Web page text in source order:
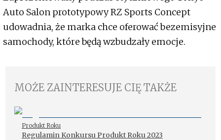
Auto Salon prototypowy RZ Sports Concept
udowadnia, że marka chce oferować bezemisyjne
samochody, które będą wzbudzały emocje.
MOŻE ZAINTERESUJE CIĘ TAKŻE
Produkt Roku
Regulamin Konkursu Produkt Roku 2023